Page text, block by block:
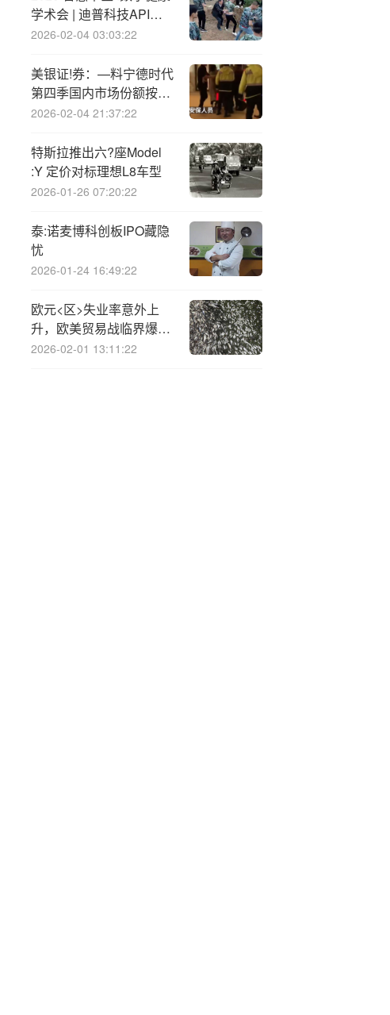
学术会 | 迪普科技API监
测体系，守护医院数据核
2026-02-04 03:03:22
美银证!券：—料宁德时代
第四季国内市场份额按季
升 重申目标价605港元
2026-02-04 21:37:22
特斯拉推出六?座Model
:Y 定价对标理想L8车型
2026-01-26 07:20:22
泰:诺麦博科创板IPO藏隐
忧
2026-01-24 16:49:22
欧元<区>失业率意外上
升，欧美贸易战临界爆
发，经济前景再陷迷雾
2026-02-01 13:11:22